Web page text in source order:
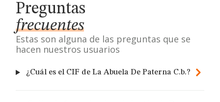
Preguntas
frecuentes
Estas son alguna de las preguntas que se
hacen nuestros usuarios
¿Cuál es el CIF de La Abuela De Paterna C.b.?